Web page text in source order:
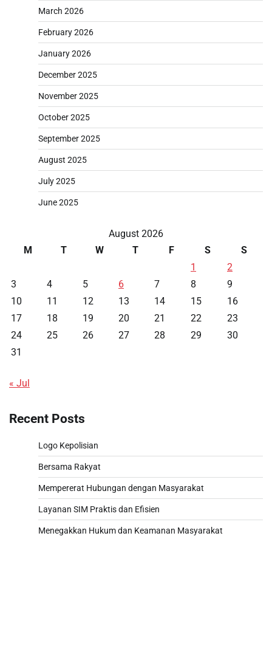
March 2026
February 2026
January 2026
December 2025
November 2025
October 2025
September 2025
August 2025
July 2025
June 2025
August 2026
M
T W T F S
S
1
2
3
4 5 6 7 8
9
10
11 12 13 14 15
16
17
18 19 20 21 22
23
24
25 26 27 28 29
30
31
« Jul
Recent Posts
Logo Kepolisian
Bersama Rakyat
Mempererat Hubungan dengan Masyarakat
Layanan SIM Praktis dan Efisien
Menegakkan Hukum dan Keamanan Masyarakat